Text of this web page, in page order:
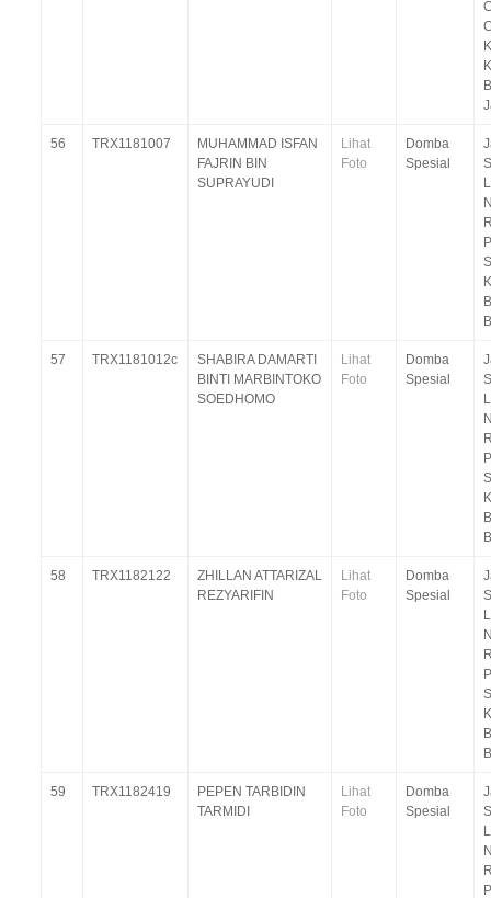
56 TRX1181007
MUHAMMAD ISFAN
FAJRIN BIN
SUPRAYUDI
Lihat
Foto
Domba
Spesial
57 TRX1181012c
SHABIRA DAMARTI
BINTI MARBINTOKO
SOEDHOMO
Lihat
Foto
Domba
Spesial
58 TRX1182122
ZHILLAN ATTARIZAL
REZYARIFIN
Lihat
Foto
Domba
Spesial
59 TRX1182419
PEPEN TARBIDIN
TARMIDI
Lihat
Foto
Domba
Spesial